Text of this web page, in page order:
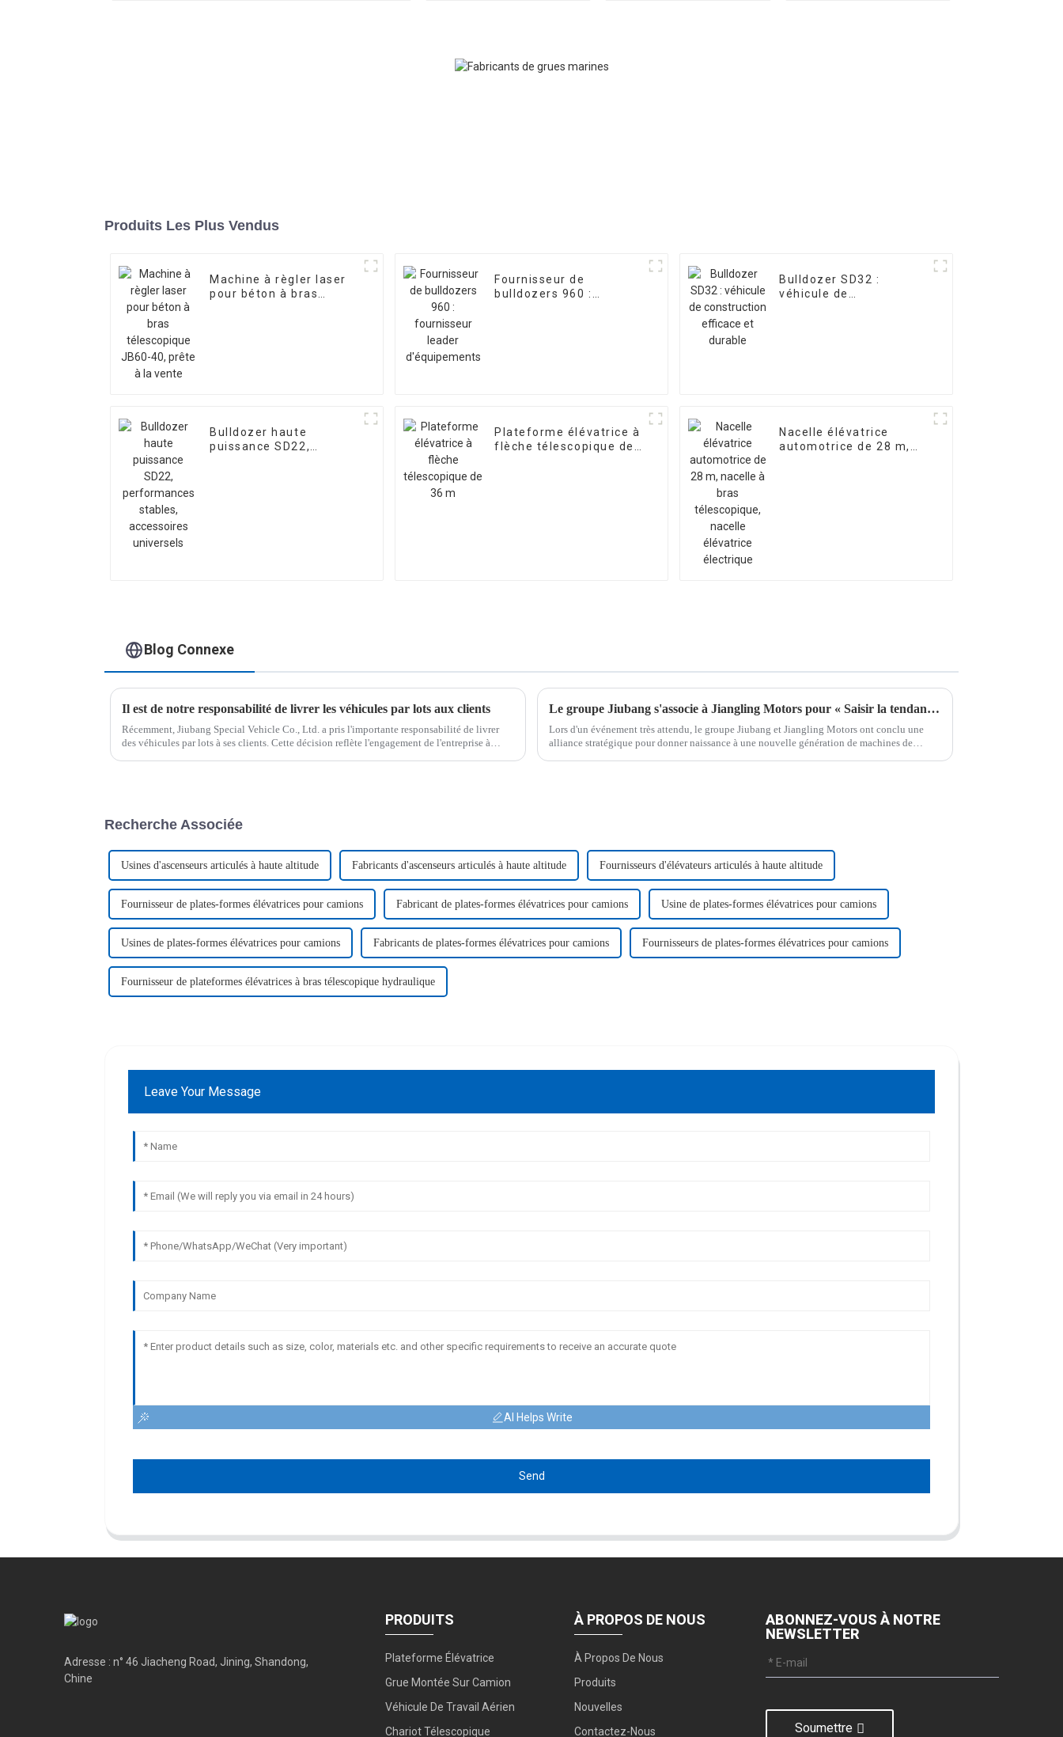
Produits Les Plus Vendus
Machine à règler laser
pour béton à bras
Fournisseur de
bulldozers 960 :
Bulldozer SD32 :
véhicule de
Bulldozer haute
puissance SD22,
Plateforme élévatrice à
flèche télescopique de
Nacelle élévatrice
automotrice de 28 m,
Blog Connexe
Il est de notre responsabilité de livrer les véhicules par lots aux clients
Récemment, Jiubang Special Vehicle Co., Ltd. a pris l'importante responsabilité de livrer
des véhicules par lots à ses clients. Cette décision reflète l'engagement de l'entreprise à
Le groupe Jiubang s'associe à Jiangling Motors pour « Saisir la tendance, créer l'avenir ensemble »
Lors d'un événement très attendu, le groupe Jiubang et Jiangling Motors ont conclu une
alliance stratégique pour donner naissance à une nouvelle génération de machines de
Recherche Associée
Usines d'ascenseurs articulés à haute altitude Fabricants d'ascenseurs articulés à haute altitude Fournisseurs d'élévateurs articulés à haute altitude
Fournisseur de plates-formes élévatrices pour camions Fabricant de plates-formes élévatrices pour camions Usine de plates-formes élévatrices pour camions
Usines de plates-formes élévatrices pour camions Fabricants de plates-formes élévatrices pour camions Fournisseurs de plates-formes élévatrices pour camions
Fournisseur de plateformes élévatrices à bras télescopique hydraulique
Leave Your Message
AI Helps Write
Send
Adresse : n° 46 Jiacheng Road, Jining, Shandong,
Chine
PRODUITS
Plateforme Élévatrice
Grue Montée Sur Camion
Véhicule De Travail Aérien
Chariot Télescopique
À PROPOS DE NOUS
À Propos De Nous
Produits
Nouvelles
Contactez-Nous
ABONNEZ-VOUS À NOTRE
NEWSLETTER
Soumettre